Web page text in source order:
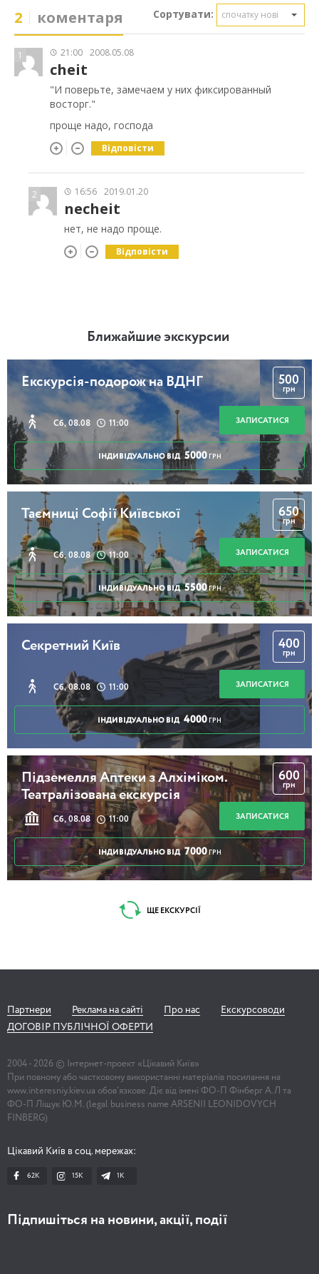
2 коментаря Сортувати: спочатку нові
1 21:00 2008.05.08
cheit
"И поверьте, замечаем у них фиксированный
восторг."
проще надо, господа
Відповісти
2 16:56 2019.01.20
necheit
нет, не надо проще.
Відповісти
Ближайшие экскурсии
Екскурсія-подорож на ВДНГ
Сб, 08.08 11:00
500
грн
ЗАПИСАТИСЯ
ІНДИВІДУАЛЬНО ВІД 5000 ГРН
Таємниці Софії Київської
Сб, 08.08 11:00
650
грн
ЗАПИСАТИСЯ
ІНДИВІДУАЛЬНО ВІД 5500 ГРН
Секретний Київ
Сб, 08.08 11:00
400
грн
ЗАПИСАТИСЯ
ІНДИВІДУАЛЬНО ВІД 4000 ГРН
Підземелля Аптеки з Алхіміком.
Театралізована екскурсія
Сб, 08.08 11:00
600
грн
ЗАПИСАТИСЯ
ІНДИВІДУАЛЬНО ВІД 7000 ГРН
ЩЕ ЕКСКУРСІЇ
Партнери Реклама на сайті Про нас
Екскурсоводи
ДОГОВІР ПУБЛІЧНОЇ ОФЕРТИ
2004 - 2026 © Інтернет-проект «Цікавий Київ»
При повному або частковому використанні матеріалів посилання на
www.interesniy.kiev.ua обов'язкове. Діє від імені ФО-П Фінберг А.Л та
ФО-П Ліщук Ю.М. (legal business name ARSENII LEONIDOVYCH
FINBERG)
Цікавий Київ в соц. мережах:
62K 15K 1К
Підпишіться на новини, акції, події